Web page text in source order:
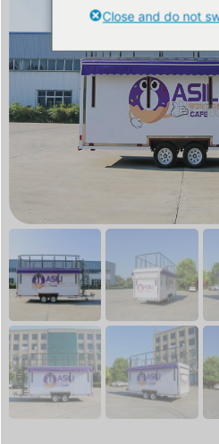
Close and do not